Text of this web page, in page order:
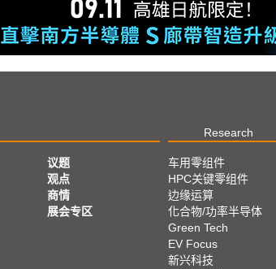
Research
议题
观点
商情
展会专区
车用零组件
HPC关键零组件
边缘运算
化合物/功率半导体
Green Tech
EV Focus
新兴科技